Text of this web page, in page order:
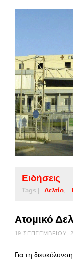
Ειδήσεις
Tags | Δελτίο
Ατομικό
19 ΣΕΠΤΕΜΒΡΊΟΥ,
Για τη